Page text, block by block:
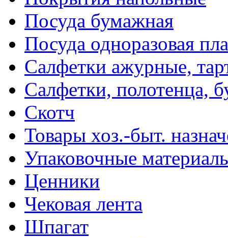
Посуда бумажная
Посуда одноразовая
Салфетки ажурные,
Салфетки, полотенца,
Скотч
Товары хоз.-быт.
Упаковочные
Ценники
Чековая лента
Шпагат